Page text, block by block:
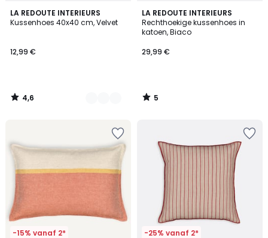
LA REDOUTE INTERIEURS
Kussenhoes 40x40 cm, Velvet
12,99 €
4,6
/ 5
10
Kleuren
4,6
/
LA REDOUTE INTERIEURS
Rechthoekige kussenhoes in
katoen, Biaco
29,99 €
5
/
5
5
/
-15% vanaf 2* -25% vanaf 2*